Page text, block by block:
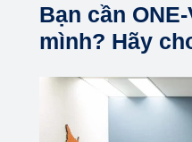
Bạn cần
mình? Hãy